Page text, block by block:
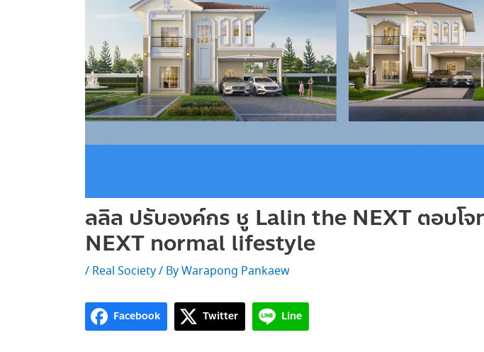
ลลิล ปรับองค์กร ชู Lalin the NEXT ตอบโ
NEXT normal lifestyle
/ Real Society/ ByWarapong Pankaew
Facebook Twitter Line